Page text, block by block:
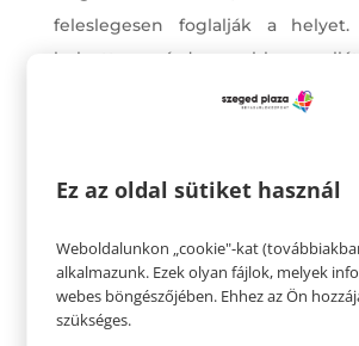
feleslegesen foglalják a
helyett érdemesebb
üzletközpontba és beszerezni
régi szoros farmerektől, hozzánk
illő kardigánoktól, a stílusok
kevesebb, de hozzánk passzoló
Ez az oldal sütiket használ
Weboldalunkon „cookie"-kat
alkalmazunk. Ezek olyan fájlok, melyek
webes böngészőjében. Ehhez az Ön
szükséges.